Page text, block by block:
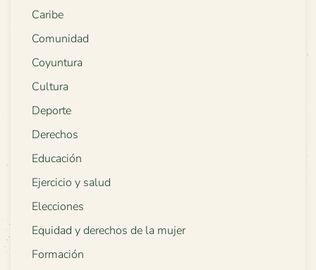
Caribe
Comunidad
Coyuntura
Cultura
Deporte
Derechos
Educación
Ejercicio y salud
Elecciones
Equidad y derechos de la mujer
Formación